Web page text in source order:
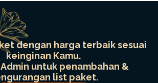
dengan harga terbaik sesuai
keinginan Kamu.
untuk penambahan &
list paket.